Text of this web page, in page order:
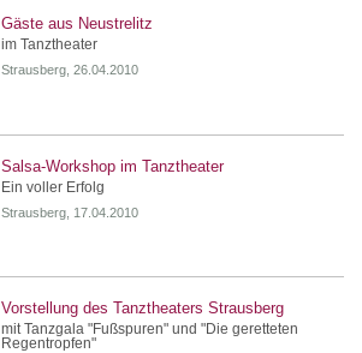
Gäste aus Neustrelitz
im Tanztheater
Strausberg, 26.04.2010
Salsa-Workshop im Tanztheater
Ein voller Erfolg
Strausberg, 17.04.2010
Vorstellung des Tanztheaters Strausberg
mit Tanzgala "Fußspuren" und "Die geretteten
Regentropfen"